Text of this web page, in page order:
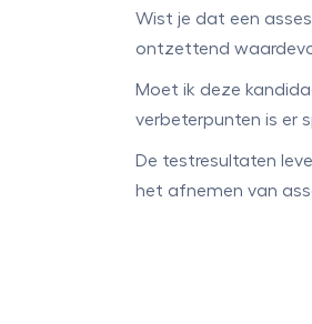
Wist je dat een
ontzettend
Moet ik deze
verbeterpunten is er
De testresultaten
het afnemen van